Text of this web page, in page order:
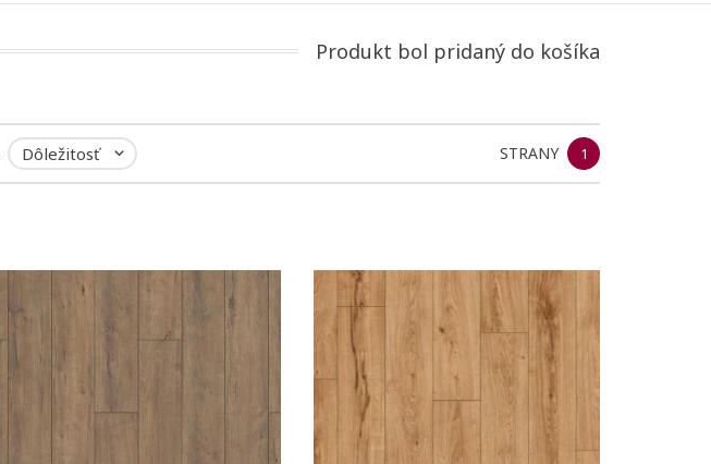
Produkt bol pridaný do košíka
Dôležitosť  STRANY 1